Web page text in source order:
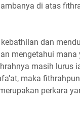
di atas
dan
mengetahui
masih lurus
maka
perkara